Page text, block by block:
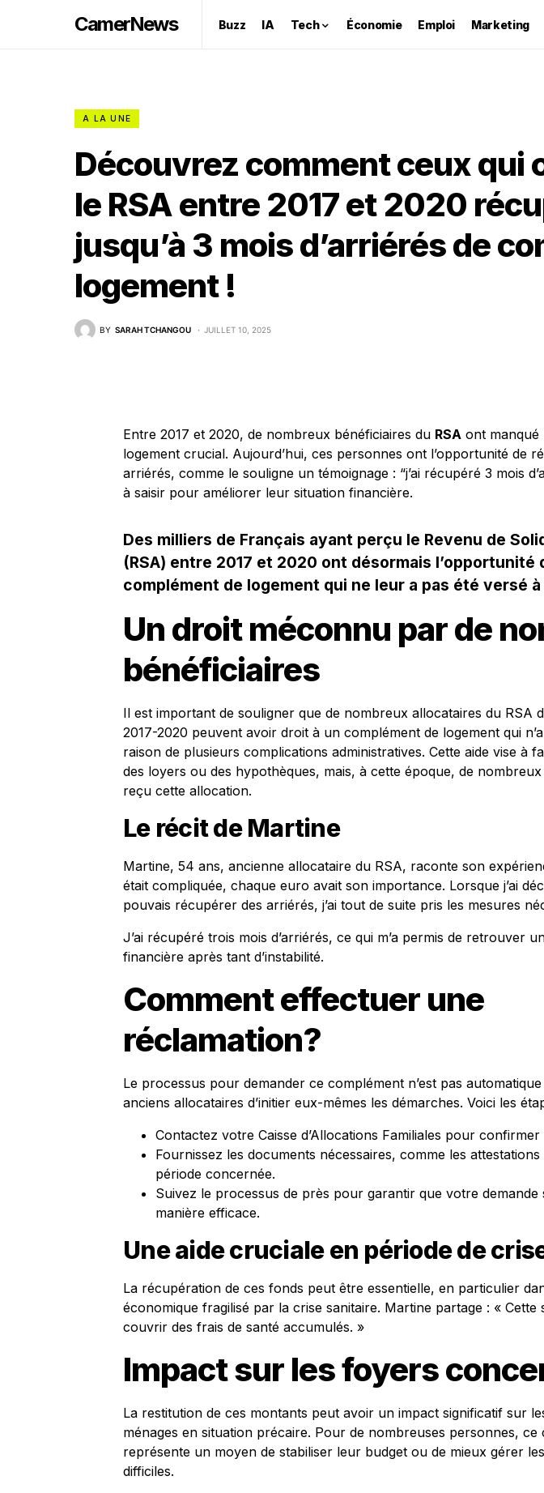
CamerNews Buzz IA Tech Économie Emploi Marketing
A LA UNE
Découvrez comment ceux qui
le RSA entre 2017 et 2020
jusqu’à 3 mois d’arriérés de
logement !
BY SARAH TCHANGOU JUILLET 10, 2025
Entre 2017 et 2020, de nombreux bénéficiaires du RSA ont manqué
logement crucial. Aujourd’hui, ces personnes ont l’opportunité de
arriérés, comme le souligne un témoignage : “j’ai récupéré 3 mois
à saisir pour améliorer leur situation financière.
Des milliers de Français ayant perçu le Revenu de
(RSA) entre 2017 et 2020 ont désormais l’opportunité
complément de logement qui ne leur a pas été versé à
Un droit méconnu par de
bénéficiaires
Il est important de souligner que de nombreux allocataires du RSA
2017-2020 peuvent avoir droit à un complément de logement qui
raison de plusieurs complications administratives. Cette aide vise à
des loyers ou des hypothèques, mais, à cette époque, de nombreux
reçu cette allocation.
Le récit de Martine
Martine, 54 ans, ancienne allocataire du RSA, raconte son
était compliquée, chaque euro avait son importance. Lorsque j’ai
pouvais récupérer des arriérés, j’ai tout de suite pris les mesures
J’ai récupéré trois mois d’arriérés, ce qui m’a permis de retrouver
financière après tant d’instabilité.
Comment effectuer une
réclamation?
Le processus pour demander ce complément n’est pas
anciens allocataires d’initier eux-mêmes les démarches. Voici les
Contactez votre Caisse d’Allocations Familiales pour confirmer
Fournissez les documents nécessaires, comme les
période concernée.
Suivez le processus de près pour garantir que votre demande
manière efficace.
Une aide cruciale en période de
La récupération de ces fonds peut être essentielle, en particulier
économique fragilisé par la crise sanitaire. Martine partage : « Cette
couvrir des frais de santé accumulés. »
Impact sur les foyers
La restitution de ces montants peut avoir un impact significatif sur
ménages en situation précaire. Pour de nombreuses personnes, ce
représente un moyen de stabiliser leur budget ou de mieux gérer
difficiles.